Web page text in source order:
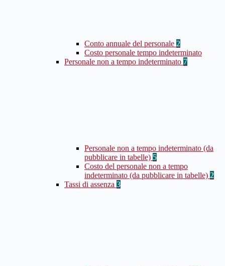
Conto annuale del personale 2
Costo personale tempo indeterminato
Personale non a tempo indeterminato 7
Personale non a tempo indeterminato (da
pubblicare in tabelle) 5
Costo del personale non a tempo
indeterminato (da pubblicare in tabelle) 2
Tassi di assenza 3